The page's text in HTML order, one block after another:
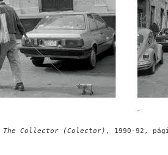
The Collector (Colector) , 1990-92,